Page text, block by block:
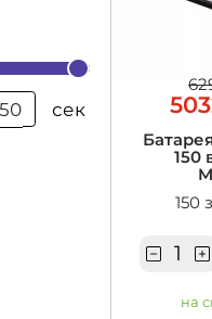
сек
150
150
на